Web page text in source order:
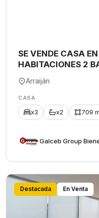
SE VENDE CASA
HABITACIONES 2
Arraiján
CASA
x3 x2 709
Destacada En Venta